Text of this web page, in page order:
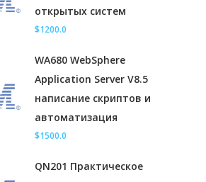
открытых систем
$1200.0
WA680 WebSphere
Application Server V8.5
написание скриптов и
автоматизация
$1500.0
QN201 Практическое